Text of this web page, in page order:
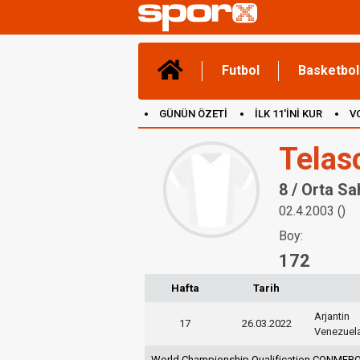
Futbol Basketbol
GÜNÜN ÖZETİ İLK 11'İNİ KUR
8 / Orta
02.4.2003 ()
Boy:
172
Hafta Tarih
17 26.03.2022
Arjantin